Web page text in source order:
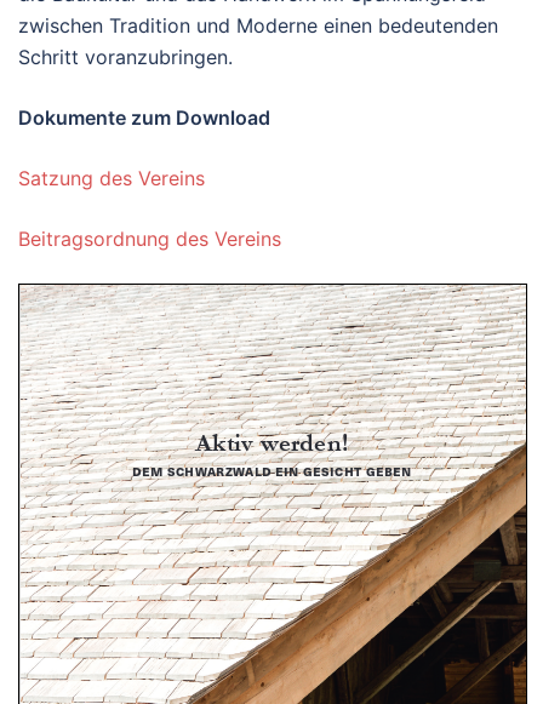
zwischen Tradition und Moderne einen bedeutenden
Schritt voranzubringen.
Dokumente zum Download
Satzung des Vereins
Beitragsordnung des Vereins